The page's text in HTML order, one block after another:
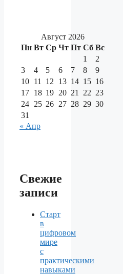
Август 2026
Пн Вт Ср Чт Пт Сб Вс
1
2
3
4 5 6 7 8
9
10 11 12 13 14 15 16
17 18 19 20 21 22 23
24 25 26 27 28 29 30
31
« Апр
Свежие
записи
Старт
в
цифровом
мире
с
практическими
навыками